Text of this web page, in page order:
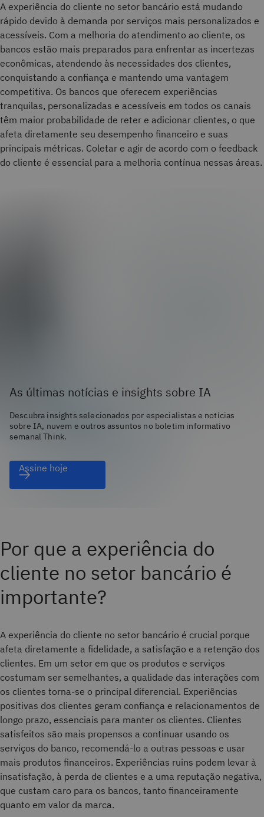
A experiência do cliente no setor bancário está mudando
rápido devido à demanda por serviços mais personalizados e
acessíveis. Com a melhoria do atendimento ao cliente, os
bancos estão mais preparados para enfrentar as incertezas
econômicas, atendendo às necessidades dos clientes,
conquistando a confiança e mantendo uma vantagem
competitiva. Os bancos que oferecem experiências
tranquilas, personalizadas e acessíveis em todos os canais
têm maior probabilidade de reter e adicionar clientes, o que
afeta diretamente seu desempenho financeiro e suas
principais métricas. Coletar e agir de acordo com o feedback
do cliente é essencial para a melhoria contínua nessas áreas.
As últimas notícias e insights sobre IA
Descubra insights selecionados por especialistas e notícias
sobre IA, nuvem e outros assuntos no boletim informativo
semanal Think.
Assine hoje
Por que a experiência do
cliente no setor bancário é
importante?
A experiência do cliente no setor bancário é crucial porque
afeta diretamente a fidelidade, a satisfação e a retenção dos
clientes. Em um setor em que os produtos e serviços
costumam ser semelhantes, a qualidade das interações com
os clientes torna-se o principal diferencial. Experiências
positivas dos clientes geram confiança e relacionamentos de
longo prazo, essenciais para manter os clientes. Clientes
satisfeitos são mais propensos a continuar usando os
serviços do banco, recomendá-lo a outras pessoas e usar
mais produtos financeiros. Experiências ruins podem levar à
insatisfação, à perda de clientes e a uma reputação negativa,
que custam caro para os bancos, tanto financeiramente
quanto em valor da marca.